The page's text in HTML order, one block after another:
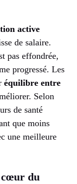
active
de salaire.
pas effondrée,
progressé. Les
équilibre entre
Selon
de santé
que moins
une meilleure
cœur du